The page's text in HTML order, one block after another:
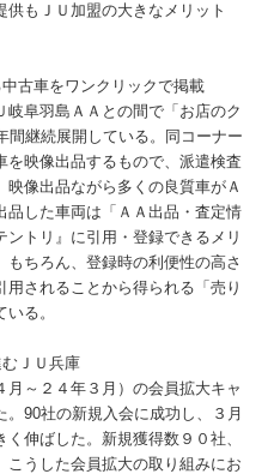
もＪＵ加盟の大きなメリット
古車をワンクリックで掲載
阜羽島ＡＡとの間で「お店のク
間継続展開している。同コーナー
を映像出品するもので、派遣検査
像出品ながら多くの良質車がＡ
品した車両は「ＡＡ出品・査定情
トリ』に引用・登録できるメリ
ちろん、登録時の利便性の高さ
されることから得られる「売り
る。
ＪＵ兵庫
～２４年３月）の会員拡大キャ
90社の新規入会に成功し、３月
伸ばした。新規獲得数９０社、
うした会員拡大の取り組みにお